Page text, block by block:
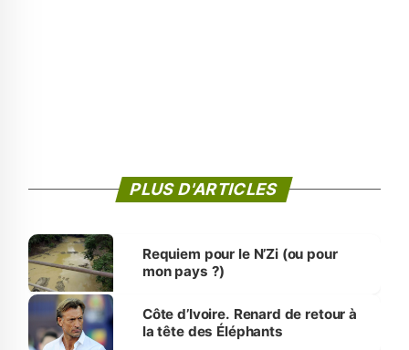
PLUS D'ARTICLES
Requiem pour le N’Zi (ou pour
mon pays ?)
Côte d’Ivoire. Renard de retour à
la tête des Éléphants